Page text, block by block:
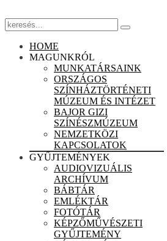
HOME
MAGUNKRÓL
MUNKATÁRSAINK
ORSZÁGOS
SZÍNHÁZTÖRTÉNETI
MÚZEUM ÉS INTÉZET
BAJOR GIZI
SZÍNÉSZMÚZEUM
NEMZETKÖZI
KAPCSOLATOK
GYŰJTEMÉNYEK
AUDIOVIZUÁLIS
ARCHÍVUM
BÁBTÁR
EMLÉKTÁR
FOTÓTÁR
KÉPZŐMŰVÉSZETI
GYŰJTEMÉNY